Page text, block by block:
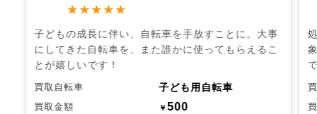
★★★★★
子どもの成長に伴い、自転車を手放すことに。大事
にしてきた自転車を、また誰かに使ってもらえるこ
とが嬉しいです！
買取自転車 子ども用自転車
買取金額 ￥500